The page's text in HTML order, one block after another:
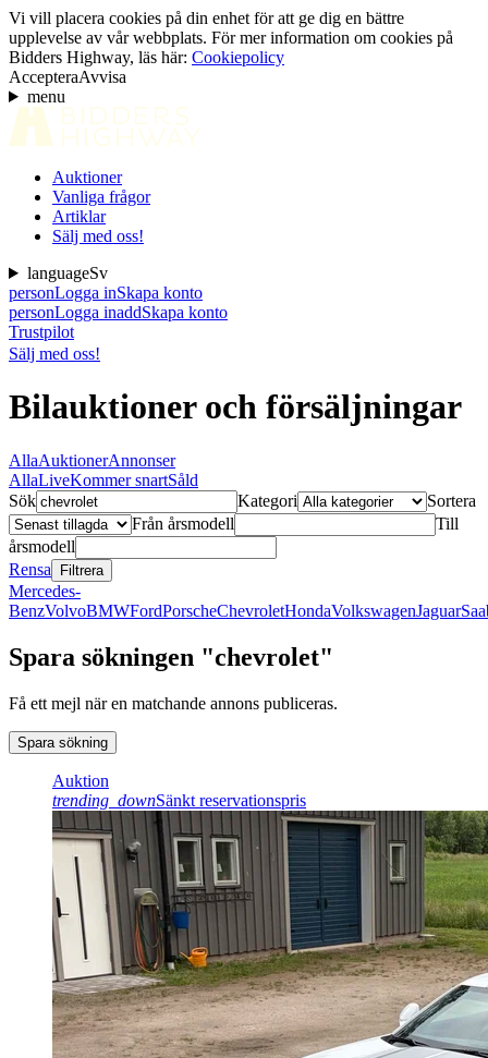
Vi vill placera cookies på din enhet för att ge dig en bättre
upplevelse av vår webbplats. För mer information om cookies på
Bidders Highway, läs här: Cookiepolicy
AccepteraAvvisa
menu
Auktioner
Vanliga frågor
Artiklar
Sälj med oss!
languageSv
personLogga inSkapa konto
personLogga inaddSkapa konto
Trustpilot
Sälj med oss!
Bilauktioner och försäljningar
AllaAuktionerAnnonser
AllaLiveKommer snartSåld
Sök
Kategori
Sortera
Från årsmodell
Till
årsmodell
Rensa
Filtrera
Mercedes-
BenzVolvoBMWFordPorscheChevroletHondaVolkswagenJaguar
Spara sökningen "chevrolet"
Få ett mejl när en matchande annons publiceras.
Spara sökning
Auktion
trending_downSänkt reservationspris